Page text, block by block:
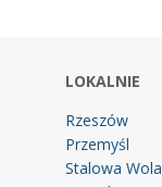
LOKALNIE
Rzeszów
Przemyśl
Stalowa Wola